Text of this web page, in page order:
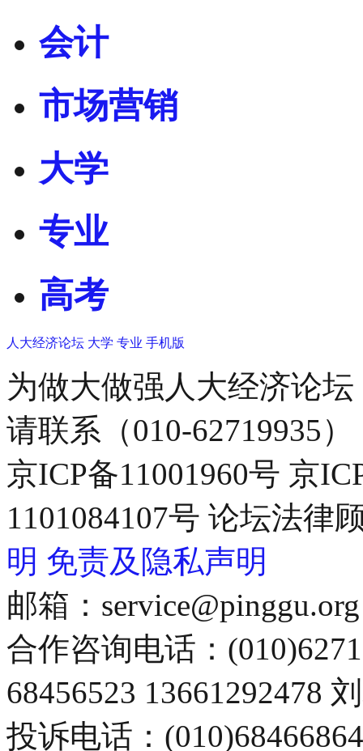
会计
市场营销
大学
专业
高考
人大经济论坛 大学 专业 手机版
为做大做强人大经济论
请联系（010-62719935）
京ICP备11001960号 京
1101084107号 论坛法律
明 免责及隐私声明
邮箱：service@pinggu.org
合作咨询电话：
68456523 13661292478
投诉电话：